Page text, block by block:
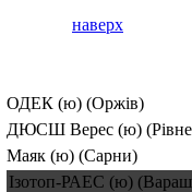
наверх
ОДЕК (ю) (Оржів)
ДЮСШ Верес (ю)
Маяк (ю) (Сарни)
Ізотоп-РАЕС (ю)